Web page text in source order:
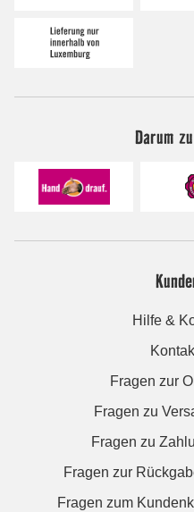
Darum
Hilfe &
Fragen zur
Fragen zu
Fragen zu
Fragen zur
Fragen zum